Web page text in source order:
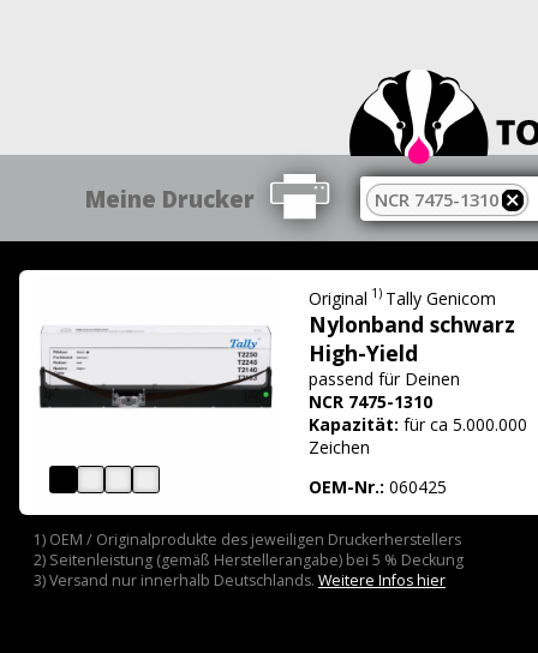
Meine Drucker NCR 7475-1310
Original 1) Tally Genicom
Nylonband schwarz
High-Yield
passend für Deinen
NCR 7475-1310
Kapazität: für ca 5.000.000
Zeichen
OEM-Nr.: 060425
1) OEM / Originalprodukte des jeweiligen Druckerherstellers
2) Seitenleistung (gemäß Herstellerangabe) bei 5 % Deckung
3) Versand nur innerhalb Deutschlands. Weitere Infos hier